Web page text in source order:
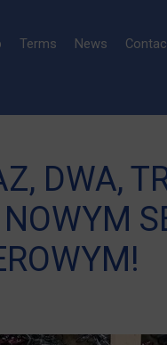
Terms News
DWA,